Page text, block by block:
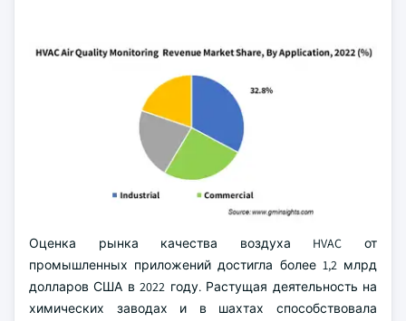
Оценка рынка качества воздуха HVAC от
промышленных приложений достигла более 1,2 млрд
долларов США в 2022 году. Растущая деятельность на
химических заводах и в шахтах способствовала